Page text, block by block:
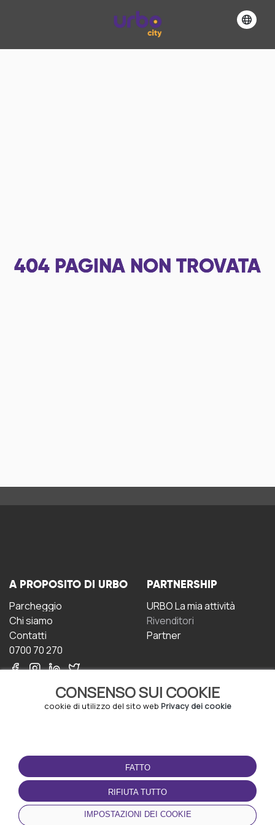
404 PAGINA NON TROVATA
CONSENSO SUI COOKIE
cookie di utilizzo del sito web Privacy dei cookie
FATTO
RIFIUTA TUTTO
IMPOSTAZIONI DEI COOKIE
A PROPOSITO DI URBO
Parcheggio
Chi siamo
Contatti
0700 70 270
PARTNERSHIP
URBO La mia attività
Rivenditori
Partner
CONDIZIONI D'USO
Termini e Condizioni
Politica sulla riservatezza
Gestione dei Cookie
SCARICA L'APP